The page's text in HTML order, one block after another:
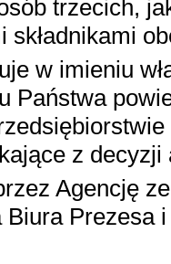
trzecich,
składnikami
w imieniu
Państwa
z
Agencję
Prezesa